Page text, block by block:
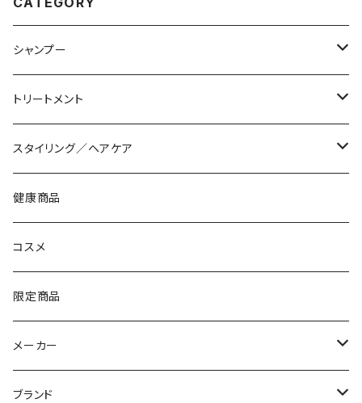
シャンプー
軟毛・細毛
普通毛
硬毛・太毛
カラーやブリーチの傷み
アイロン使いの熱の傷み
自然なハリ・コシ
ふっくらボリューム
トリートメント
軟毛・細毛
普通毛
硬毛・太毛
カラーやブリーチの傷み
アイロン使いの熱の傷み
自然なハリ・コシ
スタイリング／ヘアケア
ミルク
オイル
クリーム
ワックス
ヘアスプレー
健康商品
コスメ
限定商品
メーカー
アリミノ
ブランド